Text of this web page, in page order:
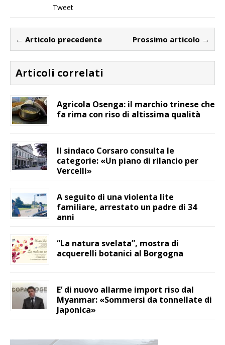
Tweet
← Articolo precedente Prossimo articolo →
Articoli correlati
Agricola Osenga: il marchio trinese che
fa rima con riso di altissima qualità
Il sindaco Corsaro consulta le
categorie: «Un piano di rilancio per
Vercelli»
A seguito di una violenta lite
familiare, arrestato un padre di 34
anni
“La natura svelata”, mostra di
acquerelli botanici al Borgogna
E’ di nuovo allarme import riso dal
Myanmar: «Sommersi da tonnellate di
Japonica»